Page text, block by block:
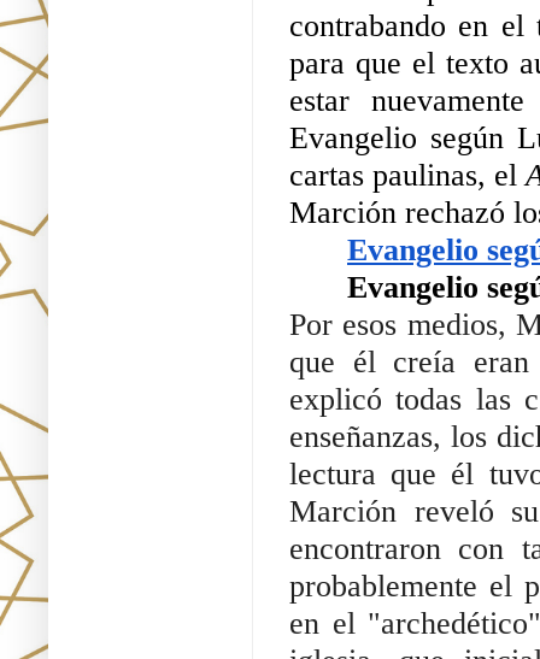
contrabando en el
para que el texto
estar
Evangelio según
cartas paulinas, el
Marción rechazó
Evangelio
Evangelio
Por esos medios,
que él creía eran
explicó todas las
enseñanzas, los
lectura que él
Marción reveló
encontraron con
probablemente el
en el